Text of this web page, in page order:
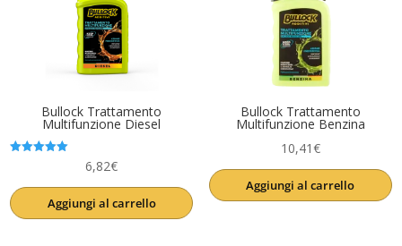
Bullock Trattamento
Multifunzione Diesel
6,82€
Aggiungi al carrello
Bullock Trattamento
Multifunzione Benzina
10,41€
Aggiungi al carrello